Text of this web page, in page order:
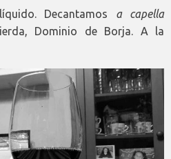
Decantamos a capella
Dominio de Borja. A la